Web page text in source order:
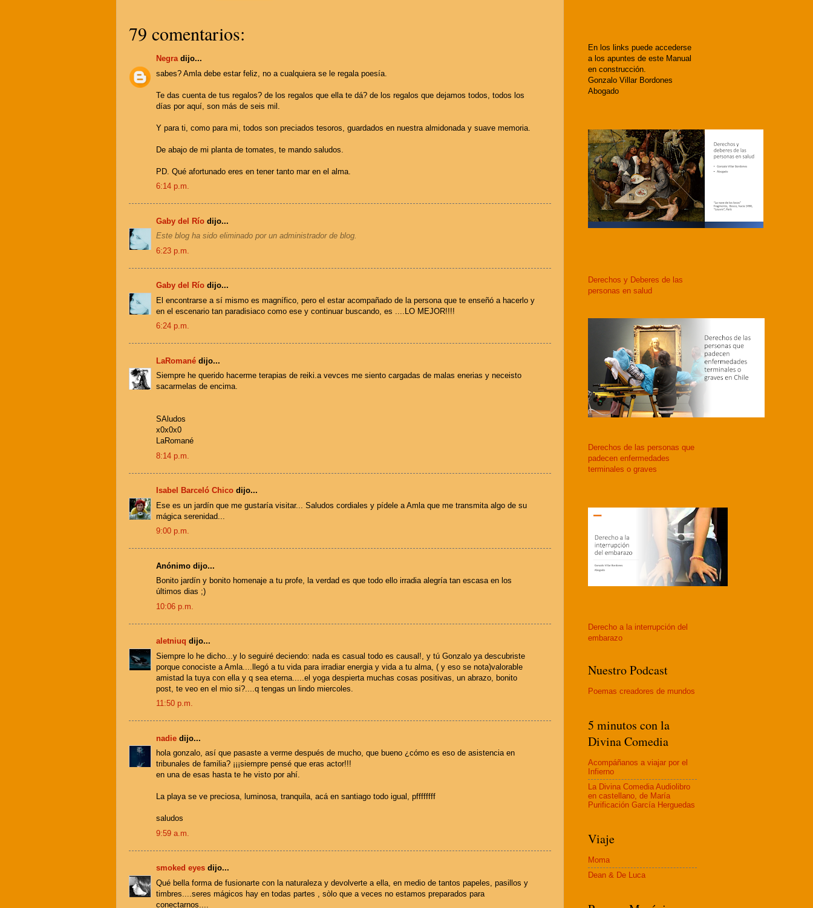
79 comentarios:
Negradijo...
sabes? Amla debe estar feliz, no a cualquiera se le regala poesía.
Te das cuenta de tus regalos? de los regalos que ella te dá? de los regalos que dejamos todos, todos los
días por aquí, son más de seis mil.
Y para ti, como para mi, todos son preciados tesoros, guardados en nuestra almidonada y suave memoria.
De abajo de mi planta de tomates, te mando saludos.
PD. Qué afortunado eres en tener tanto mar en el alma.
6:14 p.m.
Gaby del Río dijo...
Este blog ha sido eliminado por un administrador de blog.
6:23 p.m.
Gaby del Río dijo...
El encontrarse a sí mismo es magnífico, pero el estar acompañado de la persona que te enseñó a hacerlo y
en el escenario tan paradisiaco como ese y continuar buscando, es ....LO MEJOR!!!!
6:24 p.m.
LaRomané dijo...
Siempre he querido hacerme terapias de reiki.a vevces me siento cargadas de malas enerias y neceisto
sacarmelas de encima.
SAludos
x0x0x0
LaRomané
8:14 p.m.
Isabel Barceló Chico dijo...
Ese es un jardín que me gustaría visitar... Saludos cordiales y pídele a Amla que me transmita algo de su
mágica serenidad...
9:00 p.m.
Anónimo dijo...
Bonito jardín y bonito homenaje a tu profe, la verdad es que todo ello irradia alegría tan escasa en los
últimos dias ;)
10:06 p.m.
aletniuq dijo...
Siempre lo he dicho...y lo seguiré deciendo: nada es casual todo es causal!, y tú Gonzalo ya descubriste
porque conociste a Amla....llegó a tu vida para irradiar energia y vida a tu alma, ( y eso se nota)valorable
amistad la tuya con ella y q sea eterna.....el yoga despierta muchas cosas positivas, un abrazo, bonito
post, te veo en el mio si?....q tengas un lindo miercoles.
11:50 p.m.
nadie dijo...
hola gonzalo, así que pasaste a verme después de mucho, que bueno ¿cómo es eso de asistencia en
tribunales de familia? ¡¡¡siempre pensé que eras actor!!!
en una de esas hasta te he visto por ahí.
La playa se ve preciosa, luminosa, tranquila, acá en santiago todo igual, pffffffff
saludos
9:59 a.m.
smoked eyes dijo...
Qué bella forma de fusionarte con la naturaleza y devolverte a ella, en medio de tantos papeles, pasillos y
timbres....seres mágicos hay en todas partes , sòlo que a veces no estamos preparados para
conectarnos....
En los links puede accederse
a los apuntes de este Manual
en construcción.
Gonzalo Villar Bordones
Abogado
Derechos y Deberes de las
personas en salud
Derechos de las personas que
padecen enfermedades
terminales o graves
Derecho a la interrupción del
embarazo
Nuestro Podcast
Poemas creadores de mundos
5 minutos con la
Divina Comedia
Acompáñanos a viajar por el
Infierno
La Divina Comedia Audiolibro
en castellano, de María
Purificación García Herguedas
Viaje
Moma
Dean & De Luca